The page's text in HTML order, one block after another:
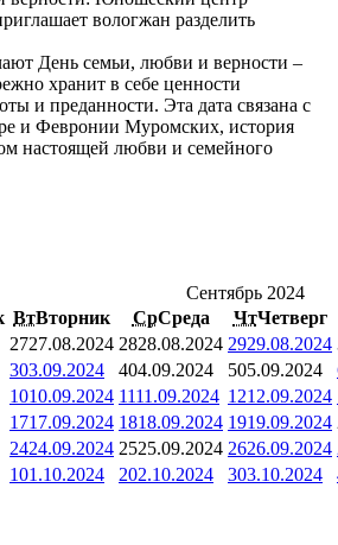
День семьи, любви и верности –
хранит в себе ценности
и преданности. Эта дата связана с
и Февронии Муромских, история
настоящей любви и семейного
Сентябрь 2024
ВтВторник СрСреда ЧтЧетверг
2727.08.2024 2828.08.2024 2929.08.2024
303.09.2024 404.09.2024 505.09.2024
1010.09.2024 1111.09.2024 1212.09.2024
1717.09.2024 1818.09.2024 1919.09.2024
2424.09.2024 2525.09.2024 2626.09.2024
101.10.2024 202.10.2024 303.10.2024